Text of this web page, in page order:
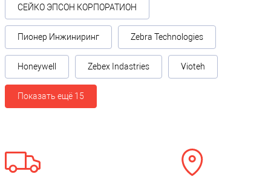
СЕЙКО ЭПСОН КОРПОРАТИОН
Пионер Инжиниринг Zebra Technologies
Honeywell Zebex Indastries Vioteh
Показать ещё 15